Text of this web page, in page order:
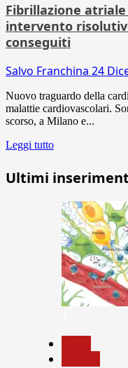
Fibrillazione
intervento
conseguiti
Salvo Franchina 24
Nuovo traguardo della
malattie cardiovascolari.
scorso, a Milano e...
Leggi tutto
Ultimi